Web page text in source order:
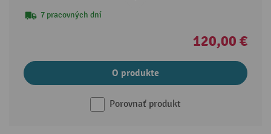
7 pracovných dní
120,00 €
O produkte
Porovnať produkt